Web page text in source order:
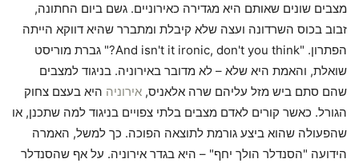
מצבים שונים שאותם היא מגדירה כאירוניים. גשם ביום החתונה,
זבוב בכוס השרדונה ועצה שלא קיבלת ומתברר שהיא דווקא הייתה
הפתרון. "And isn't it ironic, don't you think?" גברת מוריסט
שואלת, והאמת היא שלא – לא מדובר באירוניה. בניגוד למצבים
שהם סתם ביש מזל עליהם שרה אלאניס, אירוניה היא בעצם צחוק
הגורל. כאשר קורים לאדם מצבים בלתי צפויים בניגוד למה שתכנן, או
שהפעולה שהוא ביצע גורמת לתוצאה הפוכה. כך למשל, האמרה
הידועה "הסנדלר הולך יחף" – היא בגדר אירוניה. על אף שהסנדלר